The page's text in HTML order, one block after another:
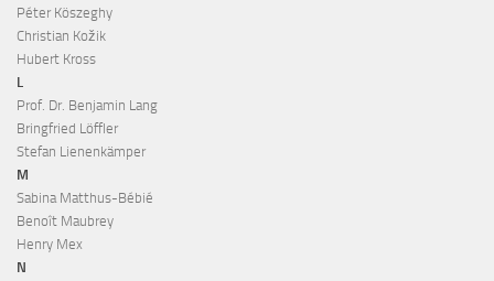
Péter Köszeghy
Christian Kožik
Hubert Kross
L
Prof. Dr. Benjamin Lang
Bringfried Löffler
Stefan Lienenkämper
M
Sabina Matthus-Bébié
Benoît Maubrey
Henry Mex
N